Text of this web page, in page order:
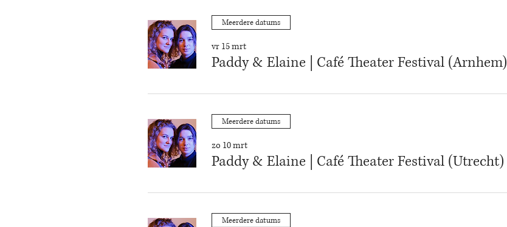
Meerdere datums
vr 15 mrt
Paddy & Elaine | Café Theater Festival (Arnhem)
Meerdere datums
zo 10 mrt
Paddy & Elaine | Café Theater Festival (Utrecht)
Meerdere datums